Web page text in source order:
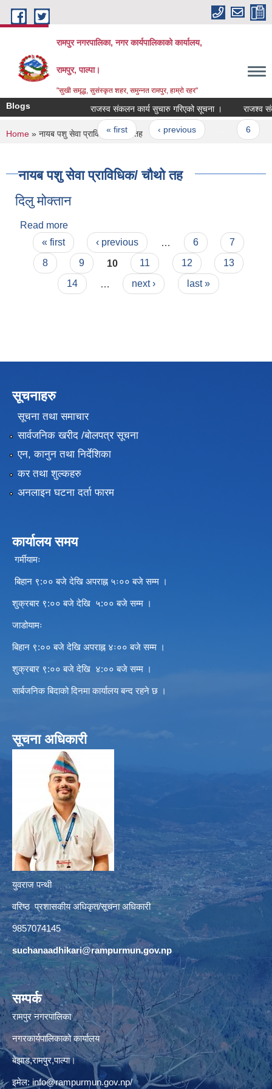
Skip to main content
रामपुर नगरपालिका, नगर कार्यपालिकाको कार्यालय,
रामपुर, पाल्पा।
"सुखी समृद्ध, सुसंस्कृत शहर, समुन्नत रामपुर, हाम्रो रहर"
Blogs राजस्व संकलन कार्य सुचारु गरिएको सूचना । राजश्व
Pages
« first ‹ previous
You are here
Home » नायब पशु सेवा प्राविधिक/ चौथो तह
नायब पशु सेवा प्राविधिक/ चौथो तह
दिलु मोक्तान
Read more
Pages
« first ‹ previous 6
7
8
9 10 11 12
13
14
next › last »
सूचनाहरु
सूचना तथा समाचार
सार्वजनिक खरीद /बोलपत्र सूचना
एन, कानुन तथा निर्देशिका
कर तथा शुल्कहरु
अनलाइन घटना दर्ता फारम
कार्यालय समय
गर्मीयामः
बिहान ९:०० बजे देखि अपराह्न ५ः०० बजे सम्म ।
शुक्रबार ९:०० बजे देखि ५:०० बजे सम्म ।
जाडोयामः
बिहान ९:०० बजे देखि अपराह्न ४ः०० बजे सम्म ।
शुक्रबार ९:०० बजे देखि ४:०० बजे सम्म ।
सार्बजनिक बिदाको दिनमा कार्यालय बन्द रहने छ ।
सूचना अधिकारी
युवराज पन्थी
वरिष्ठ प्रशासकीय अधिकृत/सूचना अधिकारी
9857074145
suchanaadhikari@rampurmun.gov.np
सम्पर्क
रामपुर नगरपालिका
नगरकार्यपालिकाको कार्यालय
बेझाड,रामपुर,पाल्पा।
इमेल: info@rampurmun.gov.np/